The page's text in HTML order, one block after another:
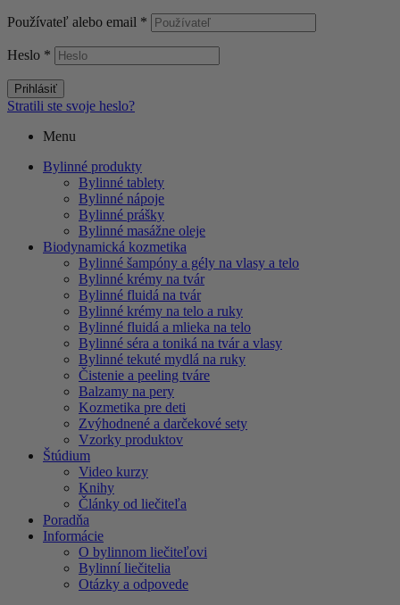
Používateľ alebo email *
Heslo *
Prihlásiť
Stratili ste svoje heslo?
Menu
Bylinné produkty
Bylinné tablety
Bylinné nápoje
Bylinné prášky
Bylinné masážne oleje
Biodynamická kozmetika
Bylinné šampóny a gély na vlasy a telo
Bylinné krémy na tvár
Bylinné fluidá na tvár
Bylinné krémy na telo a ruky
Bylinné fluidá a mlieka na telo
Bylinné séra a toniká na tvár a vlasy
Bylinné tekuté mydlá na ruky
Čistenie a peeling tváre
Balzamy na pery
Kozmetika pre deti
Zvýhodnené a darčekové sety
Vzorky produktov
Štúdium
Video kurzy
Knihy
Články od liečiteľa
Poradňa
Informácie
O bylinnom liečiteľovi
Bylinní liečitelia
Otázky a odpovede